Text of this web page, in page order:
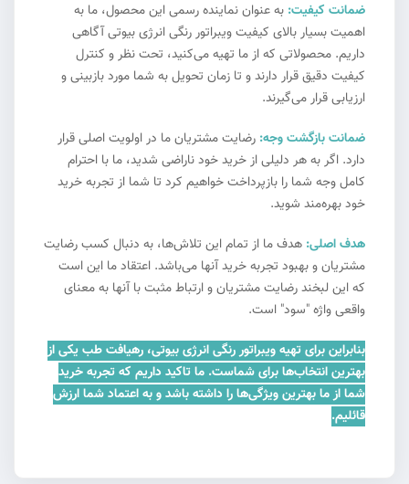
ضمانت کیفیت: به عنوان نماینده رسمی این محصول، ما به
اهمیت بسیار بالای کیفیت ویبراتور رنگی انرژی بیوتی آگاهی
داریم. محصولاتی که از ما تهیه می‌کنید، تحت نظر و کنترل
کیفیت دقیق قرار دارند و تا زمان تحویل به شما مورد بازبینی و
ارزیابی قرار می‌گیرند.
ضمانت بازگشت وجه: رضایت مشتریان ما در اولویت اصلی قرار
دارد. اگر به هر دلیلی از خرید خود ناراضی شدید، ما با احترام
کامل وجه شما را بازپرداخت خواهیم کرد تا شما از تجربه خرید
خود بهره‌مند شوید.
هدف اصلی: هدف ما از تمام این تلاش‌ها، به دنبال کسب رضایت
مشتریان و بهبود تجربه خرید آنها می‌باشد. اعتقاد ما این است
که این لبخند رضایت مشتریان و ارتباط مثبت با آنها به معنای
واقعی واژه "سود" است.
بنابراین برای تهیه ویبراتور رنگی انرژی بیوتی، رهیافت طب یکی از
بهترین انتخاب‌ها برای شماست. ما تاکید داریم که تجربه خرید
شما از ما بهترین ویژگی‌ها را داشته باشد و به اعتماد شما ارزش
قائلیم.